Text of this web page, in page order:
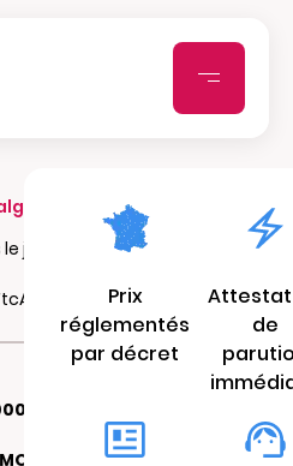
pertes
journal Populaire
€
87310 ST
Prix
réglementés
par décret
de